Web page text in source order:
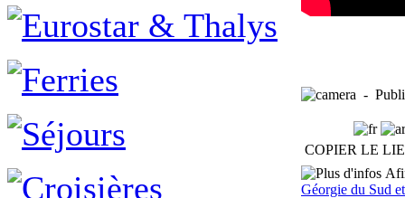
-
COPIER LE
Géorgie du Sud